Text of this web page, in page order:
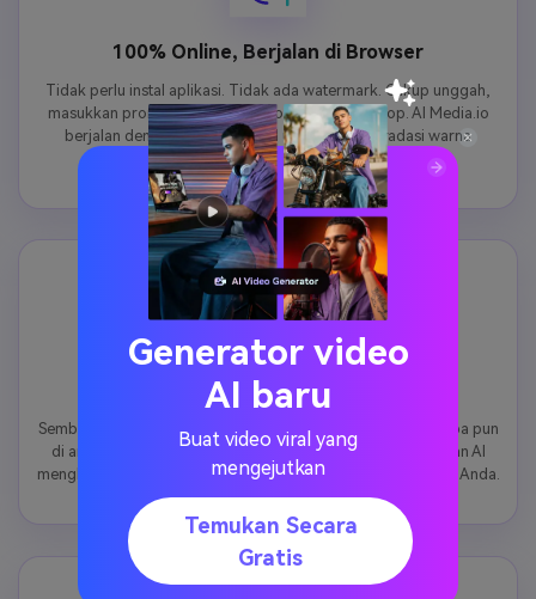
100% Online, Berjalan di Browser
Tidak perlu instal aplikasi. Tidak ada watermark. Cukup unggah,
masukkan prompt, dan buat di ponsel atau desktop. AI Media.io
berjalan dengan aman di cloud untuk output gradasi warna
midnight instan tanpa perlu mendaftar.
Kontrol Kegelapan & Intensitas
Semburat kobalt halus, atmosfer indigo gelap penuh, atau apa pun
di antaranya deskripsikan intensitas dalam prompt Anda dan AI
menghadirkan suasana midnight yang tepat sesuai keinginan Anda.
Generator video
AI baru
Buat video viral yang
mengejutkan
Temukan Secara
Gratis